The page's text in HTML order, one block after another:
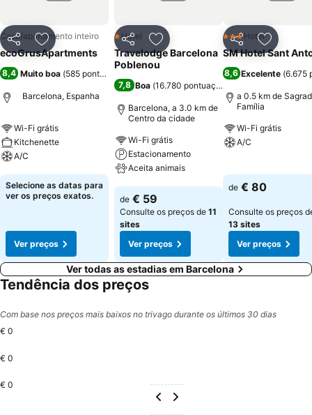
PartilharAdicionar aos favoritos
Casa/apartamento inteiro
ecoGrusApartments
8,4 Muito boa (585 pontuações
Barcelona, Espanha
Wi-Fi grátis
Kitchenette
A/C
Ver preços
Selecione as datas para
ver os preços exatos.
Ver preços
PartilharAdicionar aos favoritos
1 Estrelas
Hotel
Travelodge Barcelona
Poblenou
7,8 Boa (16.780 pontuações
Barcelona, a 3.0 km de
Centro da cidade
Wi-Fi grátis
Estacionamento
Aceita animais
Ver preços
de € 59
Consulte os preços de 11
sites
Ver preços
Partilhar
3 Estrelas
Hotel
SM Hotel Sant
8,6 Excelente (6.675
a 0.5 km de
Família
Wi-Fi grátis
A/C
de € 80
Consulte os preços
13 sites
Ver preços
Ver todas as estadias em Barcelona
Tendência dos preços
Com base nos preços mais baixos no trivago durante os últimos 30 dias
€ 0
€ 0
€ 0